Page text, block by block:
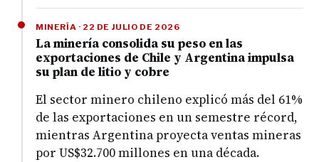
MINERÍA · 22 DE JULIO DE 2026
La minería consolida su peso en las
exportaciones de Chile y Argentina impulsa
su plan de litio y cobre
El sector minero chileno explicó más del 61%
de las exportaciones en un semestre récord,
mientras Argentina proyecta ventas mineras
por US$32.700 millones en una década.